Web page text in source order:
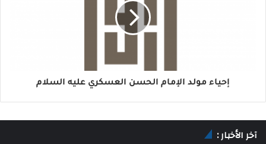
إحياء مولد الإمام الحسن العسكري عليه السلام
آخر الأخبار :